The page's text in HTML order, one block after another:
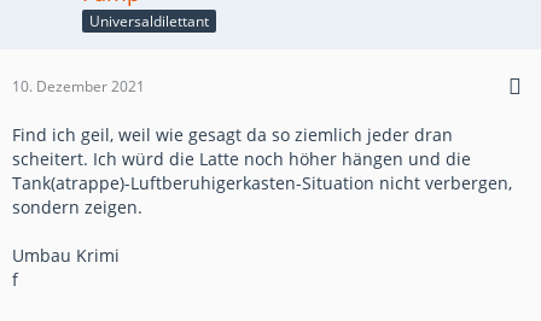
Universaldilettant
10. Dezember 2021
Find ich geil, weil wie gesagt da so ziemlich jeder dran
scheitert. Ich würd die Latte noch höher hängen und die
Tank(atrappe)-Luftberuhigerkasten-Situation nicht verbergen,
sondern zeigen.
Umbau Krimi
f